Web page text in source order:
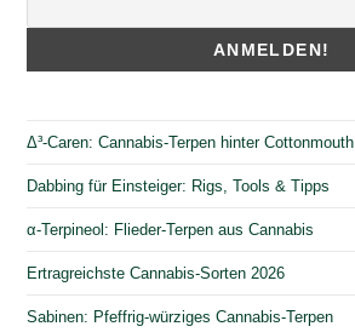
Δ³-Caren: Cannabis-Terpen hinter Cottonmouth
Dabbing für Einsteiger: Rigs, Tools & Tipps
α-Terpineol: Flieder-Terpen aus Cannabis
Ertragreichste Cannabis-Sorten 2026
Sabinen: Pfeffrig-würziges Cannabis-Terpen